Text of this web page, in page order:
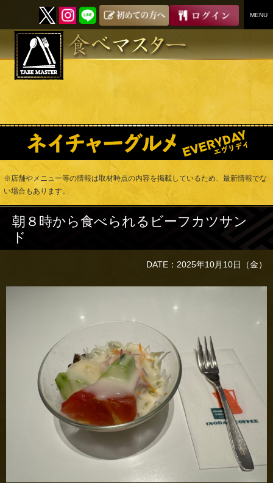
MENU
SKIP
※店舗やメニュー等の情報は取材時点の内容を掲載しているため、最新情報でな
い場合もあります。
朝８時から食べられるビーフカツサン
ド
DATE：2025年10月10日（金）